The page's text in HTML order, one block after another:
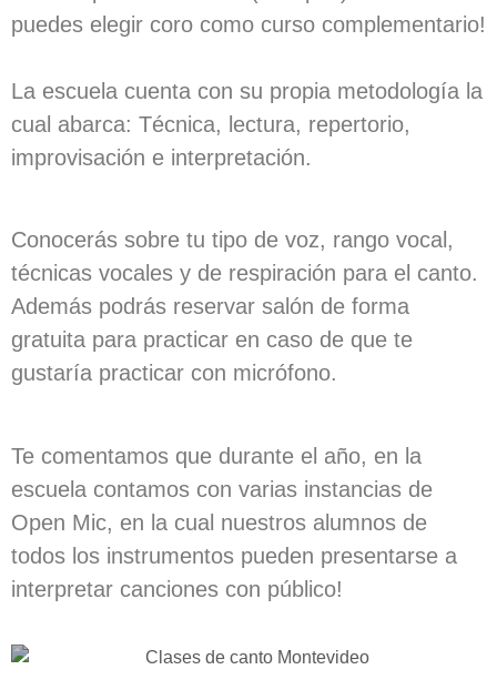
puedes elegir coro como curso complementario!
La escuela cuenta con su propia metodología la
cual abarca: Técnica, lectura, repertorio,
improvisación e interpretación.
Conocerás sobre tu tipo de voz, rango vocal,
técnicas vocales y de respiración para el canto.
Además podrás reservar salón de forma
gratuita para practicar en caso de que te
gustaría practicar con micrófono.
Te comentamos que durante el año, en la
escuela contamos con varias instancias de
Open Mic, en la cual nuestros alumnos de
todos los instrumentos pueden presentarse a
interpretar canciones con público!